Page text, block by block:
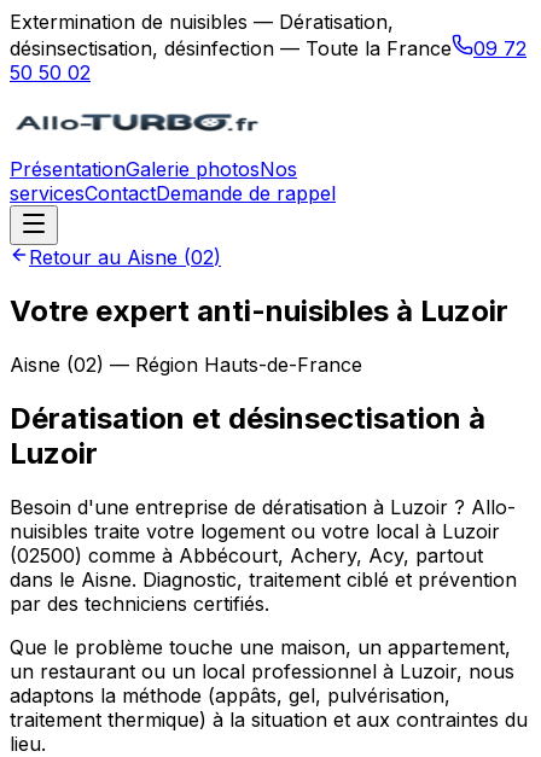
Extermination de nuisibles — Dératisation,
désinsectisation, désinfection — Toute la France
09 72
50 50 02
PrésentationGalerie photosNos
servicesContactDemande de rappel
Retour au Aisne (02)
Votre expert anti-nuisibles à Luzoir
Aisne (02) — Région Hauts-de-France
Dératisation et désinsectisation à
Luzoir
Besoin d'une entreprise de dératisation à Luzoir ? Allo-
nuisibles traite votre logement ou votre local à Luzoir
(02500) comme à Abbécourt, Achery, Acy, partout
dans le Aisne. Diagnostic, traitement ciblé et prévention
par des techniciens certifiés.
Que le problème touche une maison, un appartement,
un restaurant ou un local professionnel à Luzoir, nous
adaptons la méthode (appâts, gel, pulvérisation,
traitement thermique) à la situation et aux contraintes du
lieu.